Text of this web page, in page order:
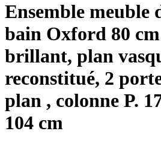
Ensemble meuble
bain Oxford 80
brillant, plan
reconstitué, 2
plan , colonne P.
104 cm